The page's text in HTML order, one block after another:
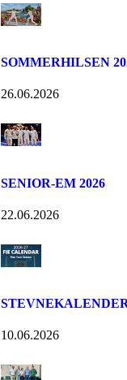
SOMMERHILSEN
26.06.2026
SENIOR-EM 2026
22.06.2026
STEVNEKALENDER
10.06.2026